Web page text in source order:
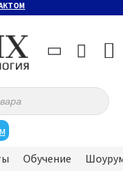
Обучение